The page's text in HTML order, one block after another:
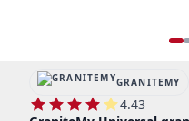
GRANITEMY
4.43